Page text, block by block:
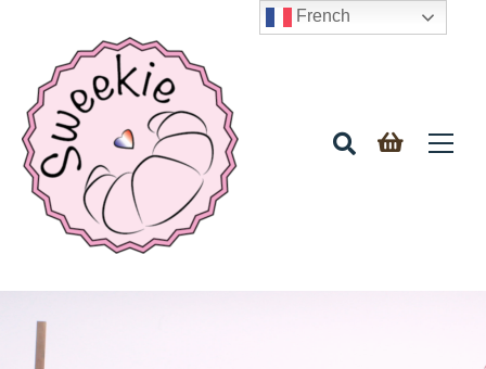
French